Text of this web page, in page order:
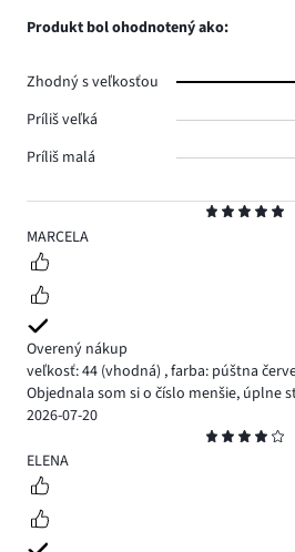
5
MARCELA
Overený nákup
veľkosť: 44 (vhodná) ,farba: púštna
Objednala som si o číslo menšie, úplne
2026-07-20
4
ELENA
Produkt bol ohodnotený ako:
Zhodný s veľkosťou
Príliš veľká
Príliš malá